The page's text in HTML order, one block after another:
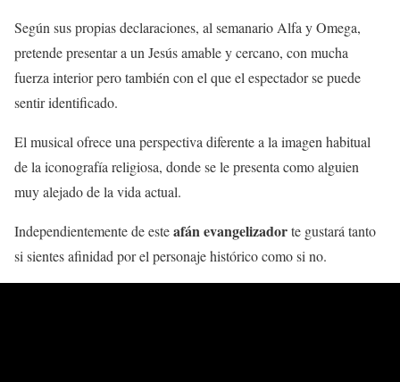
Según sus propias declaraciones, al semanario Alfa y Omega,
pretende presentar a un Jesús amable y cercano, con mucha
fuerza interior pero también con el que el espectador se puede
sentir identificado.
El musical ofrece una perspectiva diferente a la imagen habitual
de la iconografía religiosa, donde se le presenta como alguien
muy alejado de la vida actual.
Independientemente de esteafán evangelizadorte gustará tanto
si sientes afinidad por el personaje histórico como si no.